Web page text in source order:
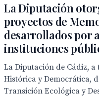
La Diputación
proyectos de
desarrollados por
instituciones
La Diputación de Cádiz, a
Histórica y Democrática,
Transición Ecológica y